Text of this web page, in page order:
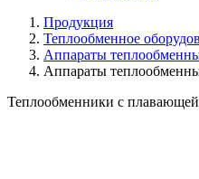
Продукция
Теплообменное
Аппараты
Аппараты
Теплообменники с